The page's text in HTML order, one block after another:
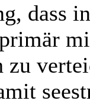
dass